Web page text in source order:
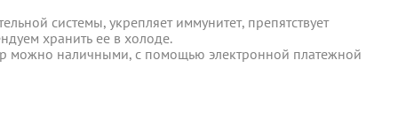
системы, укрепляет иммунитет, препятствует
хранить ее в холоде.
системы, укрепляет иммунитет, препятствует
хранить ее в холоде.
можно наличными, с помощью электронной платежной